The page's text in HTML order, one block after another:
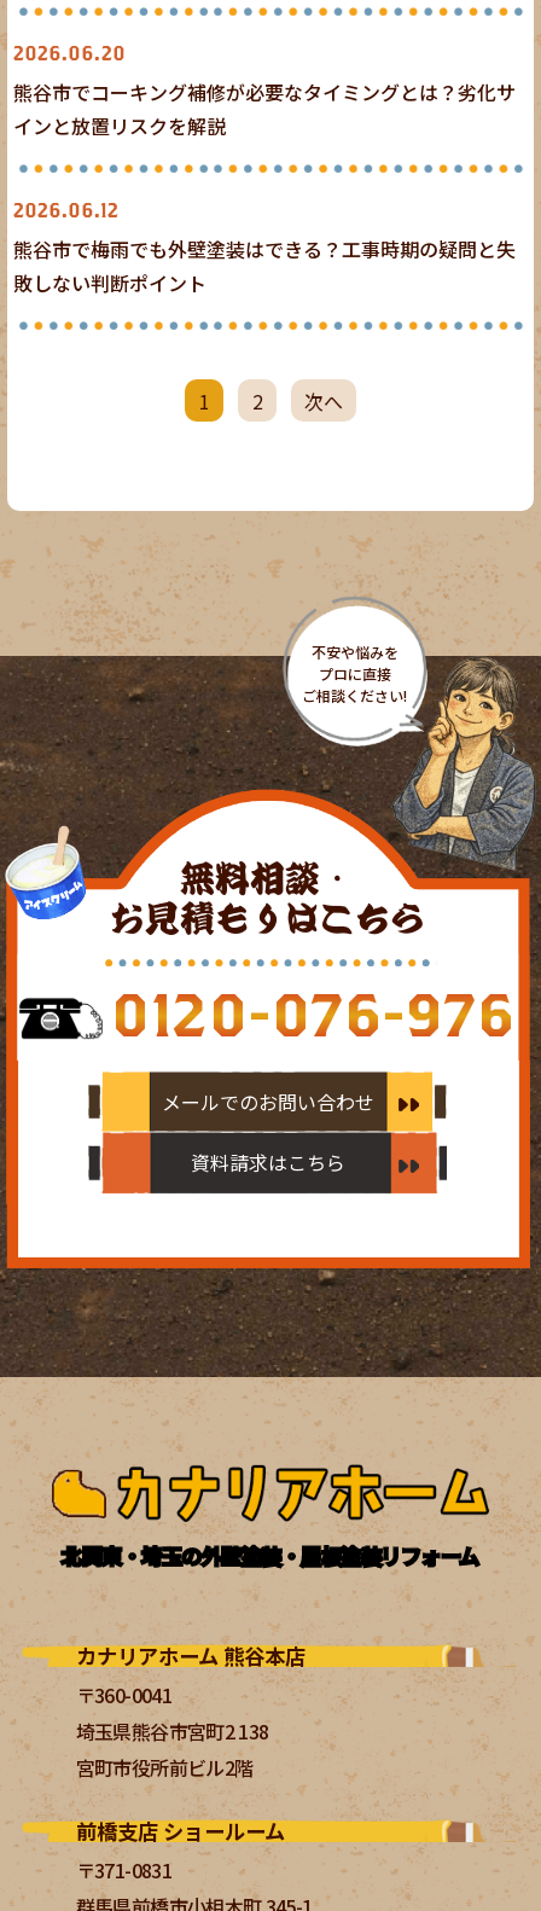
2026.06.20
熊谷市でコーキング補修が必要なタイミングとは？劣化サ
インと放置リスクを解説
2026.06.12
熊谷市で梅雨でも外壁塗装はできる？工事時期の疑問と失
敗しない判断ポイント
1 2 次へ
無料相談・
お見積もりはこちら
0120-076-976
メールでのお問い合わせ
資料請求はこちら
北関東・埼玉の外壁塗装・屋根塗装リフォーム
カナリアホーム 熊谷本店
〒360-0041
埼玉県熊谷市宮町2 138
宮町市役所前ビル2階
前橋支店 ショールーム
〒371-0831